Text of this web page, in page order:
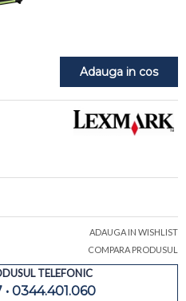
Adauga in cos
ADAUGA IN WISHLIST
COMPARA PRODUSUL
TELEFONIC
0344.401.060